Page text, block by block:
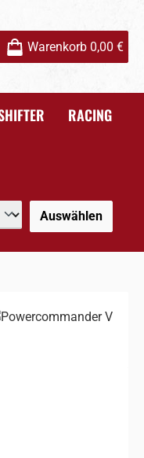
Warenkorb 0,00 €
RACING
Auswählen